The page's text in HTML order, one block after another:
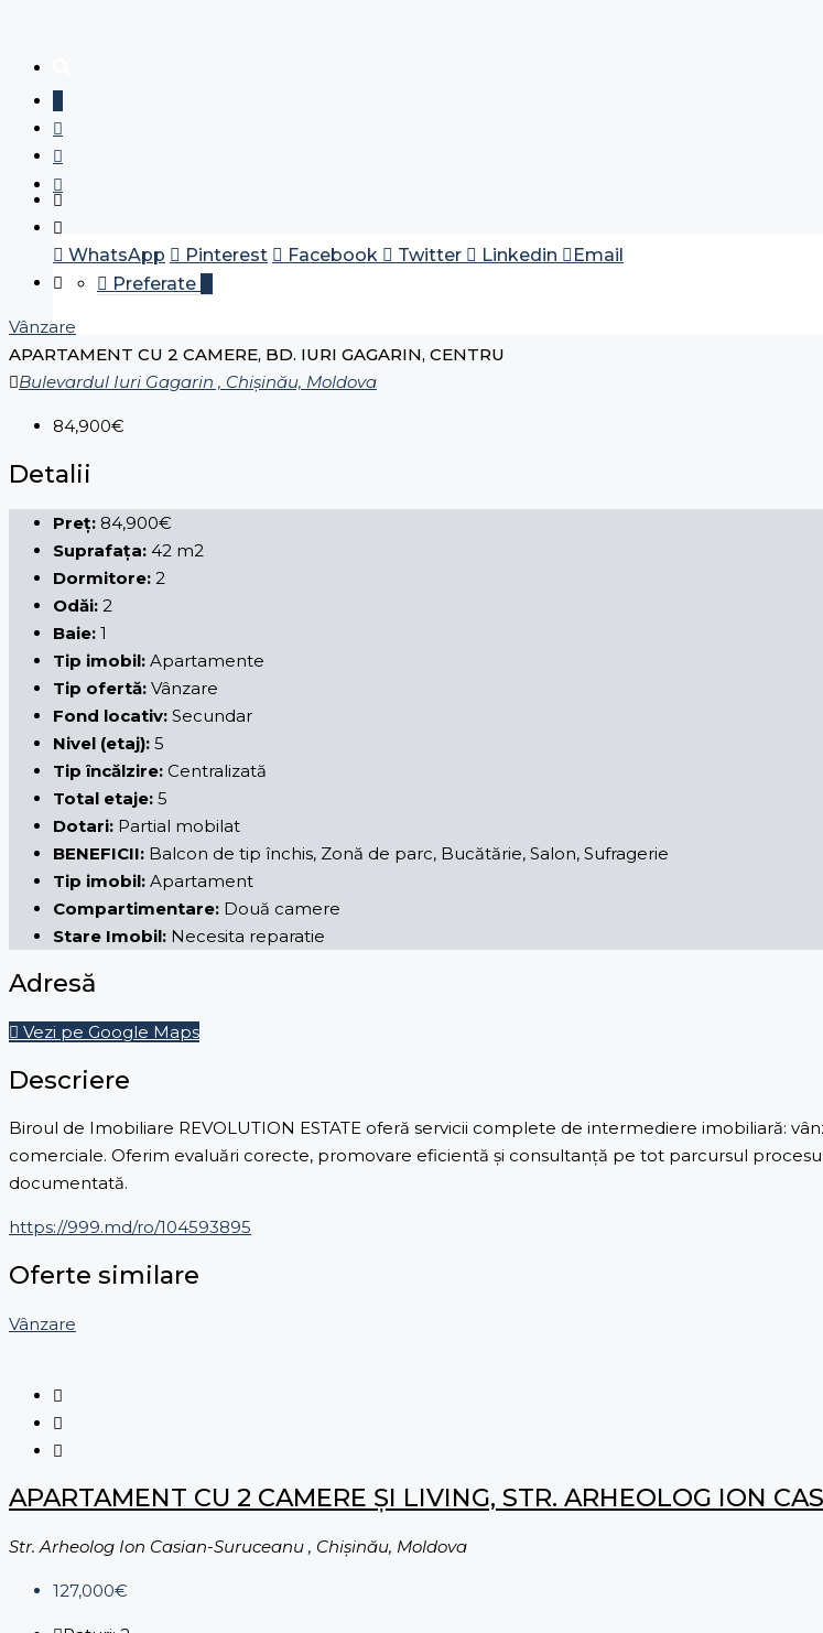
Preferate
WhatsApp Pinterest Facebook Twitter Linkedin Email
Vânzare
APARTAMENT CU 2 CAMERE, BD. IURI GAGARIN, CENTRU
Bulevardul Iuri Gagarin , Chișinău, Moldova
84,900€
Detalii
Preț: 84,900€
Suprafața: 42 m2
Dormitore: 2
Odăi: 2
Baie: 1
Tip imobil: Apartamente
Tip ofertă: Vânzare
Fond locativ: Secundar
Nivel (etaj): 5
Tip încălzire: Centralizată
Total etaje: 5
Dotari: Partial mobilat
BENEFICII: Balcon de tip închis, Zonă de parc, Bucătărie, Salon, Sufragerie
Tip imobil: Apartament
Compartimentare: Două camere
Stare Imobil: Necesita reparatie
Adresă
Vezi pe Google Maps
Descriere
Biroul de Imobiliare REVOLUTION ESTATE oferă servicii complete de intermediere imobiliară:
comerciale. Oferim evaluări corecte, promovare eficientă și consultanță pe tot parcursul
documentată.
https://999.md/ro/104593895
Oferte similare
Vânzare
APARTAMENT CU 2 CAMERE ȘI LIVING, STR. ARHEOLOG ION
Str. Arheolog Ion Casian-Suruceanu , Chișinău, Moldova
127,000€